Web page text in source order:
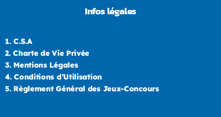
Infos légales
1. C.S.A
2. Charte de Vie Privée
3. Mentions Légales
4. Conditions d’Utilisation
5. Règlement Général des Jeux-Concours